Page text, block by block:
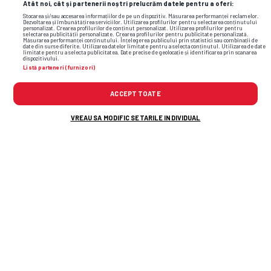
Atât noi, cât și partenerii noștri prelucrăm datele pentru a oferi:
Stocarea și/sau accesarea informațiilor de pe un dispozitiv. Măsurarea performanței reclamelor.
Dezvoltarea și îmbunătățirea serviciilor. Utilizarea profilurilor pentru selectarea conținutului
personalizat. Crearea profilurilor de conținut personalizat. Utilizarea profilurilor pentru
selectarea publicității personalizate. Crearea profilurilor pentru publicitate personalizată.
Măsurarea performanței conținutului. Înțelegerea publicului prin statistici sau combinații de
date din surse diferite. Utilizarea datelor limitate pentru a selecta conținutul. Utilizarea de date
limitate pentru a selecta publicitatea. Date precise de geolocație și identificarea prin scanarea
dispozitivului.
Listă parteneri (furnizori)
ACCEPT TOATE
VREAU SA MODIFIC SETARILE INDIVIDUAL